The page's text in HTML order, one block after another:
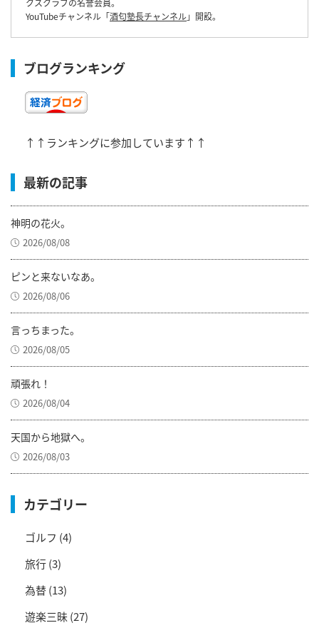
クスクラブの名誉会員。
YouTubeチャンネル「酒匂塾長チャンネル」開設。
ブログランキング
↑↑ランキングに参加しています↑↑
最新の記事
神明の花火。
2026/08/08
ピンと来ないなあ。
2026/08/06
言っちまった。
2026/08/05
頑張れ！
2026/08/04
天国から地獄へ。
2026/08/03
カテゴリー
ゴルフ (4)
旅行(3)
為替(13)
遊楽三昧(27)